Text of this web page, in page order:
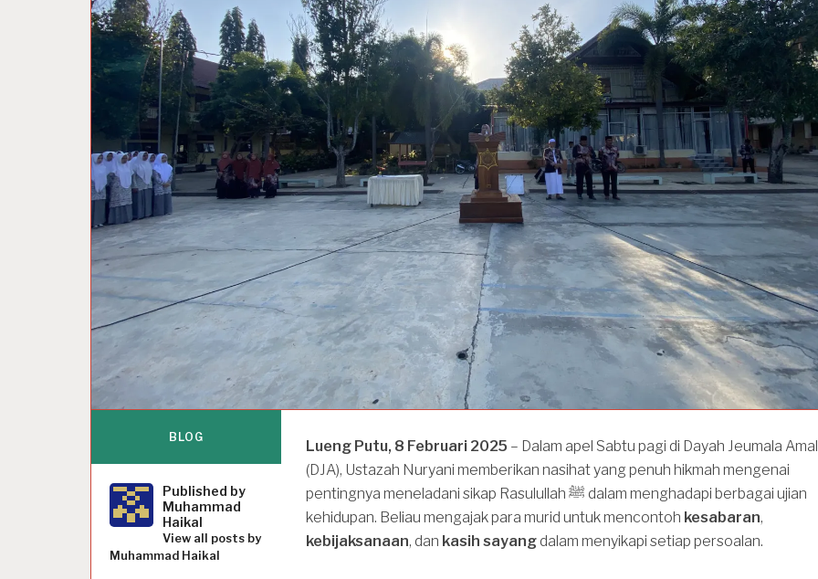
Lueng Putu, 8 Februari 2025 – Dalam apel Sabtu pagi di Dayah Jeumala Amal
(DJA), Ustazah Nuryani memberikan nasihat yang penuh hikmah mengenai
pentingnya meneladani sikap Rasulullah ﷺ dalam menghadapi berbagai ujian
kehidupan. Beliau mengajak para murid untuk mencontoh kesabaran,
kebijaksanaan, dan kasih sayangdalam menyikapi setiap persoalan.
BLOG
Published by
Muhammad
Haikal
View all posts by
Muhammad Haikal